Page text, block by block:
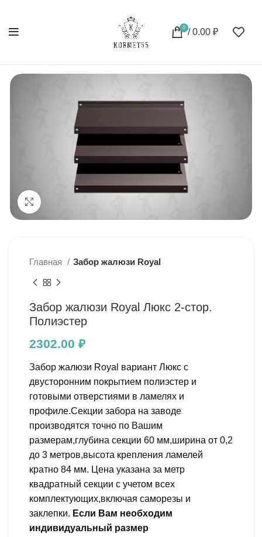
0 / 0.00 ₽
Главная Забор жалюзи Royal
Забор жалюзи Royal Люкс 2-стор.
Полиэстер
2302.00 ₽
Забор жалюзи Royal вариант Люкс с
двусторонним покрытием полиэстер и
готовыми отверстиями в ламелях и
профиле.Секции забора на заводе
производятся точно по Вашим
размерам,глубина секции 60 мм,ширина от 0,2
до 3 метров,высота крепления ламелей
кратно 84 мм. Цена указана за метр
квадратный секции с учетом всех
комплектующих,включая саморезы и
заклепки. Если Вам необходим
индивидуальный размер